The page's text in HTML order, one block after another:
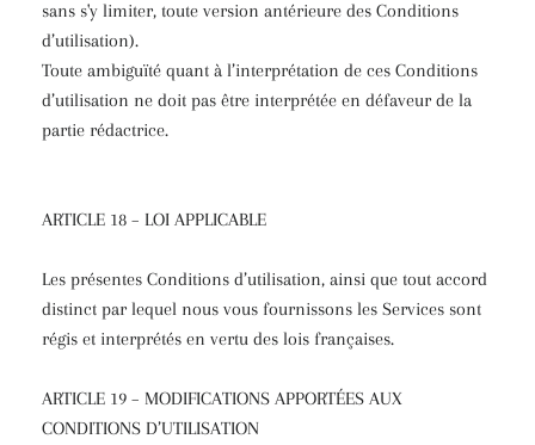
sans s'y limiter, toute version antérieure des Conditions
d’utilisation).
Toute ambiguïté quant à l’interprétation de ces Conditions
d’utilisation ne doit pas être interprétée en défaveur de la
partie rédactrice.
ARTICLE 18 – LOI APPLICABLE
Les présentes Conditions d’utilisation, ainsi que tout accord
distinct par lequel nous vous fournissons les Services sont
régis et interprétés en vertu des lois françaises.
ARTICLE 19 – MODIFICATIONS APPORTÉES AUX
CONDITIONS D’UTILISATION